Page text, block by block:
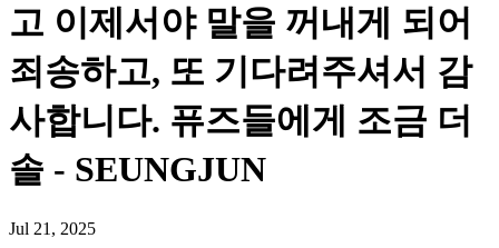
고 이제서야 말을 꺼내게 되어
죄송하고, 또 기다려주셔서 감
사합니다. 퓨즈들에게 조금 더
솔 - SEUNGJUN
Jul 21, 2025